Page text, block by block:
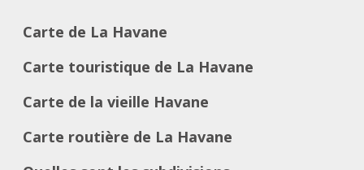
Carte de La Havane
Carte touristique de La Havane
Carte de la vieille Havane
Carte routière de La Havane